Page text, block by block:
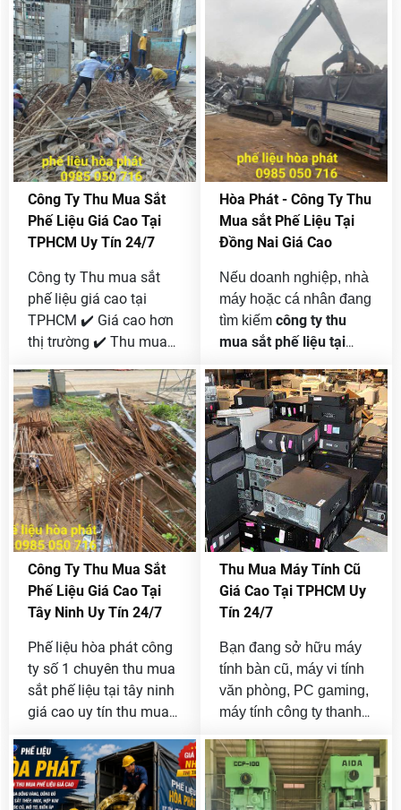
và các tỉnh lân cận, bạn
đang có đồng phế liệu
muốn bán được giá cao
thì liên hệ ngay với
chúng tôi [ 0985 050
716 ]
thép cần bán liên hệ
ngay với chúng tôi qua
Hotline 0985 050 716
để được báo giá nhanh.
Công Ty Thu Mua Sắt
Phế Liệu Giá Cao Tại
TPHCM Uy Tín 24/7
Công ty Thu mua sắt
phế liệu giá cao tại
TPHCM ✔️ Giá cao hơn
thị trường ✔️ Thu mua
chuẩn – thanh toán
ngay. Phế Liệu Hòa
Phát chuyên mua sắt
công trình, nhà xưởng,
máy móc cũ uy tín.
Hotline 0985 050 716.
Hòa Phát - Công Ty Thu
Mua sắt Phế Liệu Tại
Đồng Nai Giá Cao
Nếu doanh nghiệp, nhà
máy hoặc cá nhân đang
tìm kiếm công ty thu
mua sắt phế liệu tại
Liệu Hòa Phát là lựa
chọn được nhiều khách
hàng tin tưởng nhờ quy
trình chuyên nghiệp,
báo giá minh bạch và
thu mua tận nơi 24/7.
Công Ty Thu Mua Sắt
Phế Liệu Giá Cao Tại
Tây Ninh Uy Tín 24/7
Phế liệu hòa phát công
ty số 1 chuyên thu mua
sắt phế liệu tại tây ninh
giá cao uy tín thu mua
nhỏ đến lớn không giới
hạn của công ty và
doanh nghiệp bán
Thu Mua Máy Tính Cũ
Giá Cao Tại TPHCM Uy
Tín 24/7
Bạn đang sở hữu máy
tính bàn cũ, máy vi tính
văn phòng, PC gaming,
máy tính công ty thanh
cần bán nhưng chưa
tìm được đơn vị thu
mua uy tín? Phế Liệu